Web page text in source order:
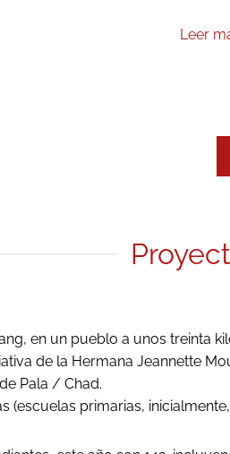
Leer
en un pueblo a unos treinta
de la Hermana Jeannette
Pala / Chad.
(escuelas primarias,